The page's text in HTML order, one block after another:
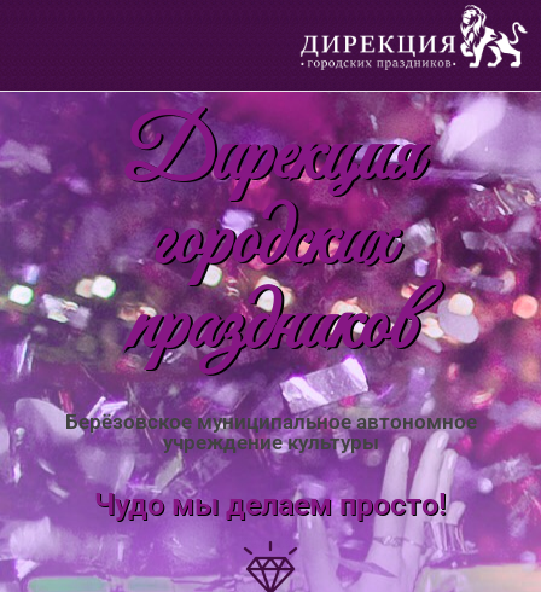
Дирекция
городских
праздников
Берёзовское муниципальное автономное
учреждение культуры
Чудо мы делаем просто!